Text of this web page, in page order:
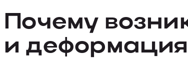
Почему
и